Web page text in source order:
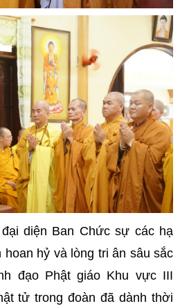
diện Ban Chức sự các hạ
hỷ và lòng tri ân sâu sắc
đạo Phật giáo Khu vực III
tử trong đoàn đã dành thời